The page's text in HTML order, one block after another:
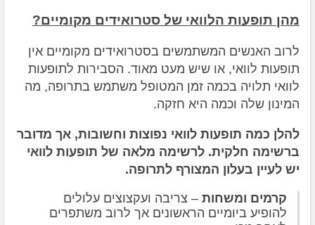
מהן תופעות הלוואי של סטרואידים מקומיים?
לרוב האנשים המשתמשים בסטרואידים מקומיים אין
תופעות לוואי, או שיש מעט מאוד. הסבירות לתופעות
לוואי תלויה בכמה זמן המטופל משתמש בתרופה, מה
המינון שלה וכמה היא חזקה.
להלן כמה תופעות לוואי נפוצות וחשובות, אך מדובר
ברשימה חלקית. לרשימה מלאה של תופעות לוואי
יש לעיין בעלון המצורף לתרופה.
קרמים ומשחות – צריבה ועקצוצים עלולים
להופיע ביומיים הראשונים אך לרוב משתפרים